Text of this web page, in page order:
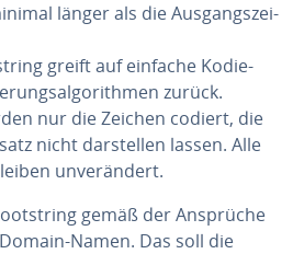
länger als die Aus­gangs­zei­
greift auf einfache Ko­die­
zurück.
nur die Zeichen codiert, die
nicht dar­stel­len lassen. Alle
un­ver­än­dert.
gemäß der Ansprüche
Namen. Das soll die